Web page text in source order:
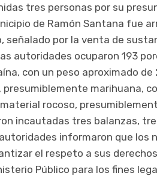
tres personas por su
de Ramón Santana fue
por la venta de
autoridades ocuparon 193
con un peso aproximado de
marihuana,
rocoso,
incautadas tres balanzas,
informaron que los
el respeto a sus
Público para los fines